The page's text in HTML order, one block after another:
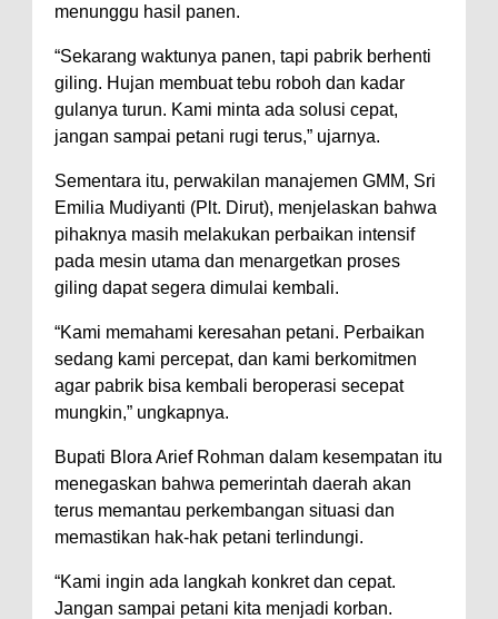
menunggu hasil panen.
“Sekarang waktunya panen, tapi pabrik berhenti
giling. Hujan membuat tebu roboh dan kadar
gulanya turun. Kami minta ada solusi cepat,
jangan sampai petani rugi terus,” ujarnya.
Sementara itu, perwakilan manajemen GMM, Sri
Emilia Mudiyanti (Plt. Dirut), menjelaskan bahwa
pihaknya masih melakukan perbaikan intensif
pada mesin utama dan menargetkan proses
giling dapat segera dimulai kembali.
“Kami memahami keresahan petani. Perbaikan
sedang kami percepat, dan kami berkomitmen
agar pabrik bisa kembali beroperasi secepat
mungkin,” ungkapnya.
Bupati Blora Arief Rohman dalam kesempatan itu
menegaskan bahwa pemerintah daerah akan
terus memantau perkembangan situasi dan
memastikan hak-hak petani terlindungi.
“Kami ingin ada langkah konkret dan cepat.
Jangan sampai petani kita menjadi korban.